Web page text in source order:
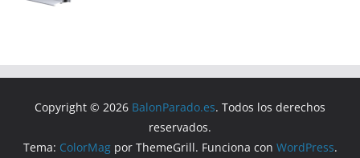
Copyright © 2026 BalonParado.es. Todos los derechos
reservados.
Tema: ColorMagpor ThemeGrill. Funciona con WordPress.